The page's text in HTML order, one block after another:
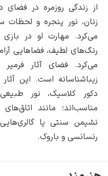
در فضای داخلی، با تمرکز بر
و لحظات ساکت انسانی خلق
در بازی با نور طبیعی و
آرام و مملو از راز خلق
فرمیر ساکت، متأمل و
این آثار برای فضاهایی با
نور طبیعی و طراحی آرام
اتاق‌های مطالعه، فضاهای
گالری‌هایی با تمرکز بر هنر